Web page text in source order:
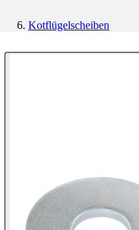
Kotflügelscheiben